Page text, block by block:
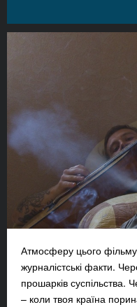
Атмосферу цього
журналістські факти.
прошарків суспільства.
– коли твоя країна